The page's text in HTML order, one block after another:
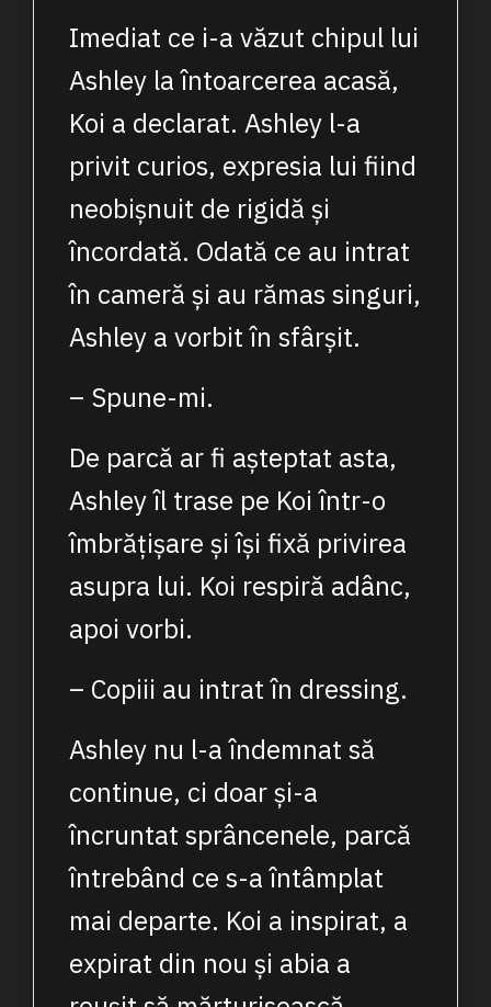
Imediat ce i-a văzut chipul lui
Ashley la întoarcerea acasă,
Koi a declarat. Ashley l-a
privit curios, expresia lui fiind
neobișnuit de rigidă și
încordată. Odată ce au intrat
în cameră și au rămas singuri,
Ashley a vorbit în sfârșit.
– Spune-mi.
De parcă ar fi așteptat asta,
Ashley îl trase pe Koi într-o
îmbrățișare și își fixă privirea
asupra lui. Koi respiră adânc,
apoi vorbi.
– Copiii au intrat în dressing.
Ashley nu l-a îndemnat să
continue, ci doar și-a
încruntat sprâncenele, parcă
întrebând ce s-a întâmplat
mai departe. Koi a inspirat, a
expirat din nou și abia a